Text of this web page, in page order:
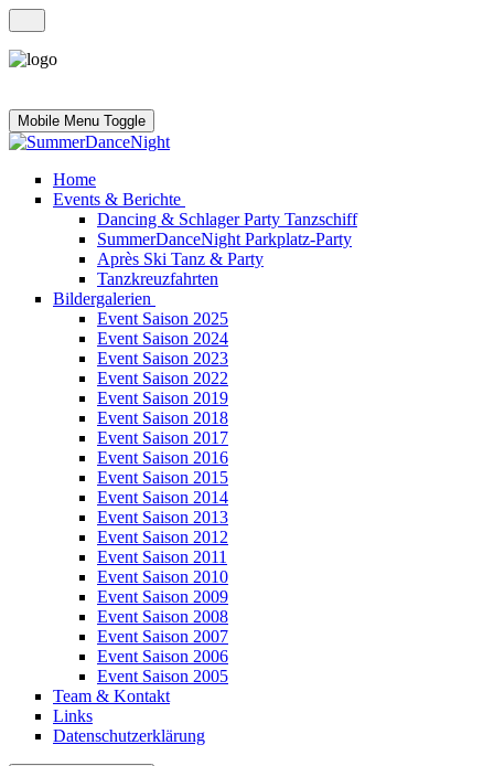
Mobile Menu Toggle
Home
Events & Berichte
Dancing & Schlager Party Tanzschiff
SummerDanceNight Parkplatz-Party
Après Ski Tanz & Party
Tanzkreuzfahrten
Bildergalerien
Event Saison 2025
Event Saison 2024
Event Saison 2023
Event Saison 2022
Event Saison 2019
Event Saison 2018
Event Saison 2017
Event Saison 2016
Event Saison 2015
Event Saison 2014
Event Saison 2013
Event Saison 2012
Event Saison 2011
Event Saison 2010
Event Saison 2009
Event Saison 2008
Event Saison 2007
Event Saison 2006
Event Saison 2005
Team & Kontakt
Links
Datenschutzerklärung